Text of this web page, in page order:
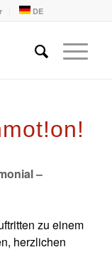
DE
–
zu einem
herzlichen